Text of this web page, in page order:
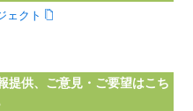
ェクト
提供、ご意見・ご要望はこち